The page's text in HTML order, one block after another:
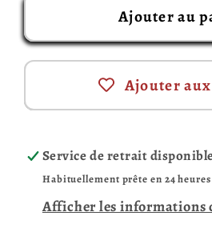
Ajouter au
Ajouter
Service de retrait
Habituellement prête en 24 heures
Afficher les informations